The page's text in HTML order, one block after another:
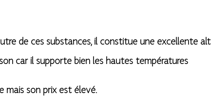
de ces substances, il constitue une excellente
car il supporte bien les hautes températures
mais son prix est élevé.